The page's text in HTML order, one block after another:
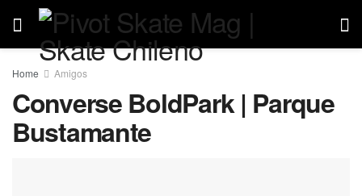
Home Amigos
Converse BoldPark | Parque
Bustamante